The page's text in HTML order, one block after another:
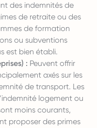
des indemnités de
de retraite ou des
de formation
ou subventions
est bien établi.
: Peuvent offrir
axés sur les
de transport. Les
logement ou
moins courants,
proposer des primes